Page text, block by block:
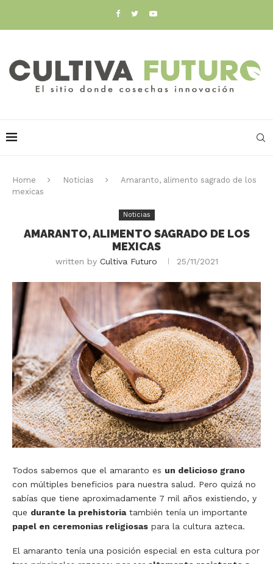
Home Noticias
Amaranto, alimento sagrado de los
mexicas
Noticias
AMARANTO, ALIMENTO SAGRADO DE LOS
MEXICAS
written by Cultiva Futuro 25/11/2021
Todos sabemos que el amaranto es un delicioso grano
con múltiples beneficios para nuestra salud. Pero quizá no
sabías que tiene aproximadamente 7 mil años existiendo, y
que durante la prehistoriatambién tenía un importante
papel en ceremonias religiosas para la cultura azteca.
El amaranto tenía una posición especial en esta cultura por